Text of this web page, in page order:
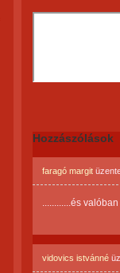
Hozzászólások
faragó margit
............és
vidovics istvánné